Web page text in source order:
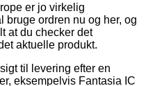
er jo virkelig
bruge ordren nu og her, og
at du checker det
aktuelle produkt.
til levering efter en
eksempelvis Fantasia IC